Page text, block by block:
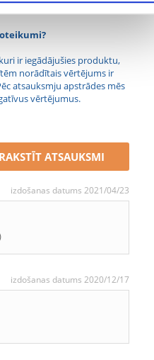
ir iegādājušies produktu,
norādītais vērtējums ir
atsauksmju apstrādes mēs
vērtējumus.
ATSAUKSMI
izdošanas datums 2021/04/23
izdošanas datums 2020/12/17